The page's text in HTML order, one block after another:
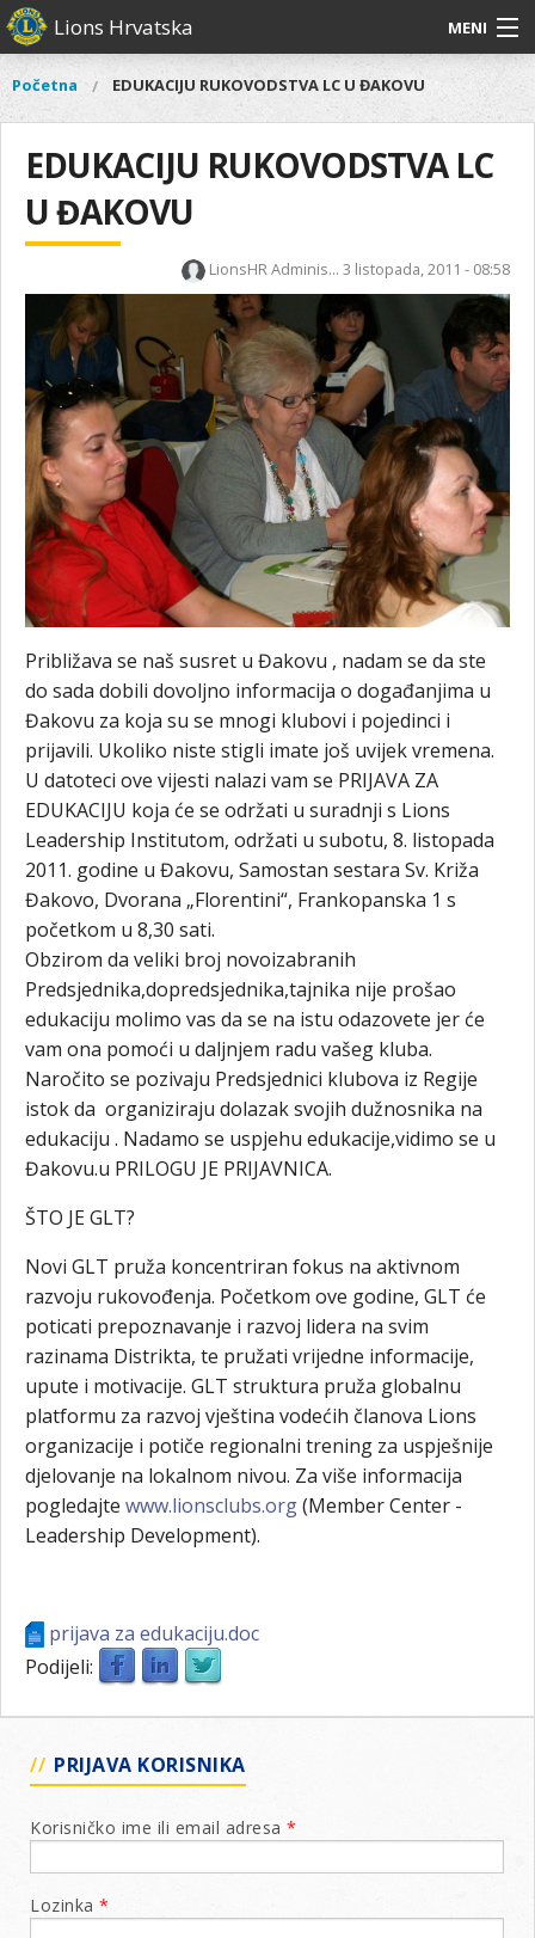
Skoči
na
sadržaj
Lions Hrvatska MENI
O nama
Naši projekti
Aktivnosti
Glavni
O
nama
Distrikt
126
Naši
Aktivnosti
Vi
ste
ovdje
Početna EDUKACIJU RUKOVODSTVA LC U ĐAKOVU
EDUKACIJU RUKOVODSTVA LC
U ĐAKOVU
LionsHR Adminis... 3 listopada, 2011 - 08:58
Približava se naš susret u Đakovu , nadam se da ste
do sada dobili dovoljno informacija o događanjima u
Đakovu za koja su se mnogi klubovi i pojedinci i
prijavili. Ukoliko niste stigli imate još uvijek vremena.
U datoteci ove vijesti nalazi vam se PRIJAVA ZA
EDUKACIJU koja će se održati u suradnji s Lions
Leadership Institutom, održati u subotu, 8. listopada
2011. godine u Đakovu, Samostan sestara Sv. Križa
Đakovo, Dvorana „Florentini“, Frankopanska 1 s
početkom u 8,30 sati.
Obzirom da veliki broj novoizabranih
Predsjednika,dopredsjednika,tajnika nije prošao
edukaciju molimo vas da se na istu odazovete jer će
vam ona pomoći u daljnjem radu vašeg kluba.
Naročito se pozivaju Predsjednici klubova iz Regije
istok da organiziraju dolazak svojih dužnosnika na
edukaciju . Nadamo se uspjehu edukacije,vidimo se u
Đakovu.u PRILOGU JE PRIJAVNICA.
ŠTO JE GLT?
Novi GLT pruža koncentriran fokus na aktivnom
razvoju rukovođenja. Početkom ove godine, GLT će
poticati prepoznavanje i razvoj lidera na svim
razinama Distrikta, te pružati vrijedne informacije,
upute i motivacije. GLT struktura pruža globalnu
platformu za razvoj vještina vodećih članova Lions
organizacije i potiče regionalni trening za uspješnije
djelovanje na lokalnom nivou. Za više informacija
pogledajte www.lionsclubs.org(Member Center -
Leadership Development).
prijava za edukaciju.doc
Podijeli:
PRIJAVA KORISNIKA
Korisničko ime ili email adresa *
Lozinka *